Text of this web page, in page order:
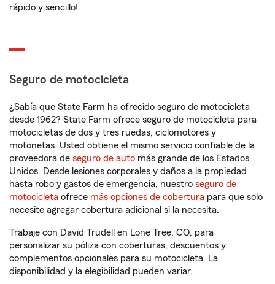
rápido y sencillo!
Seguro de motocicleta
¿Sabía que State Farm ha ofrecido seguro de motocicleta
desde 1962? State Farm ofrece seguro de motocicleta para
motocicletas de dos y tres ruedas, ciclomotores y
motonetas. Usted obtiene el mismo servicio confiable de la
proveedora de seguro de auto más grande de los Estados
Unidos. Desde lesiones corporales y daños a la propiedad
hasta robo y gastos de emergencia, nuestro seguro de
motocicleta ofrece más opciones de cobertura para que solo
necesite agregar cobertura adicional si la necesita.
Trabaje con David Trudell en Lone Tree, CO, para
personalizar su póliza con coberturas, descuentos y
complementos opcionales para su motocicleta. La
disponibilidad y la elegibilidad pueden variar.